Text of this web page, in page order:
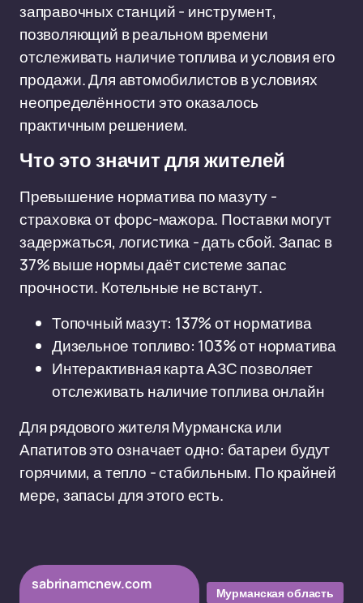
заправочных станций - инструмент,
позволяющий в реальном времени
отслеживать наличие топлива и условия его
продажи. Для автомобилистов в условиях
неопределённости это оказалось
практичным решением.
Что это значит для жителей
Превышение норматива по мазуту -
страховка от форс-мажора. Поставки могут
задержаться, логистика - дать сбой. Запас в
37% выше нормы даёт системе запас
прочности. Котельные не встанут.
Топочный мазут: 137% от норматива
Дизельное топливо: 103% от норматива
Интерактивная карта АЗС позволяет
отслеживать наличие топлива онлайн
Для рядового жителя Мурманска или
Апатитов это означает одно: батареи будут
горячими, а тепло - стабильным. По крайней
мере, запасы для этого есть.
sabrinamcnew.com
Мурманская область